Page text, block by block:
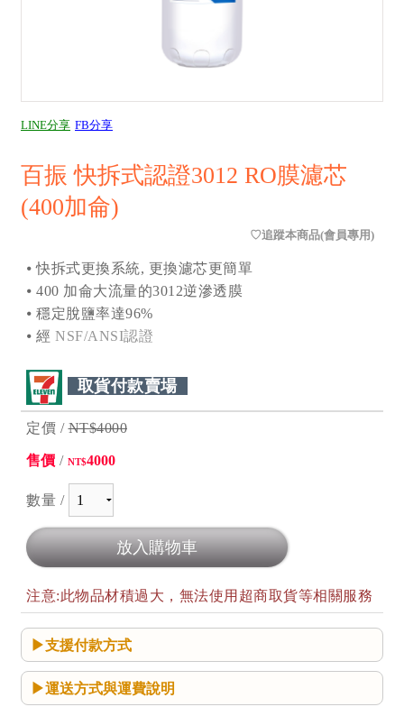
LINE分享 FB分享
百振 快拆式認證3012 RO膜濾芯
(400加侖)
⦁ 快拆式更換系統, 更換濾芯更簡單
⦁ 400 加侖大流量的3012逆滲透膜
⦁ 穩定脫鹽率達96%
⦁ 經 NSF/ANSI認證
取貨付款賣場
定價 /NT$4000
售價 / NT$4000
數量 /
注意:此物品材積過大，無法使用超商取貨等相關服務
支援付款方式
運送方式與運費說明